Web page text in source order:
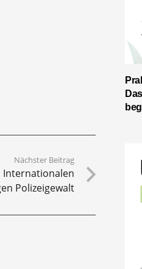
Nächster Beitrag
Internationalen
Polizeigewalt